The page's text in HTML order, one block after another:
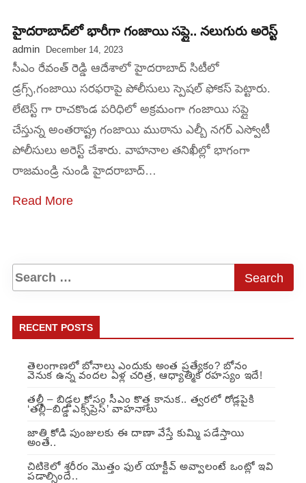
హైదరాబాద్⁬లో భారీగా గంజాయి సప్లై.. నలుగురు అరెస్ట్
admin December 14, 2023
సీఎం రేవంత్ రెడ్డి ఆదేశాలో హైదరాబాద్ సిటీలో
డ్రగ్స్,గంజాయి సరఫరాపై పోలీసులు స్పెషల్ ఫోకస్ పెట్టారు.
లేటెస్ట్ గా రాచకొండ పరిధిలో అక్రమంగా గంజాయి సప్లై
చేస్తున్న అంతరాష్ట్ర గంజాయి ముఠాను ఎల్బీ నగర్ ఎస్వోటీ
పోలీసులు అరెస్ట్ చేశారు. వాహనాల తనిఖీల్లో భాగంగా
రాజమండ్రి నుండి హైదరాబాద్…
Read More
RECENT POSTS
తెలంగాణలో బోనాలు ఎందుకు అంత ప్రత్యేకం? బోనం
వెనుక ఉన్న వందల ఏళ్ల చరిత్ర, ఆధ్యాత్మిక రహస్యం ఇదే!
తల్లీ – బిడ్డల కోసం సీఎం కొత్త కానుక.. త్వరలో రోడ్లపైకి
‘తల్లీ–బిడ్డ ఎక్స్‌ప్రెస్’ వాహనాలు
జాతి కోడి పుంజులకు ఈ దాణా వేస్తే కుమ్మి పడేస్తాయి
అంతే..
చిటికెలో శరీరం మొత్తం ఫుల్ యాక్టీవ్ అవ్వాలంటే ఒంట్లో ఇవి
పడాల్సిందే..